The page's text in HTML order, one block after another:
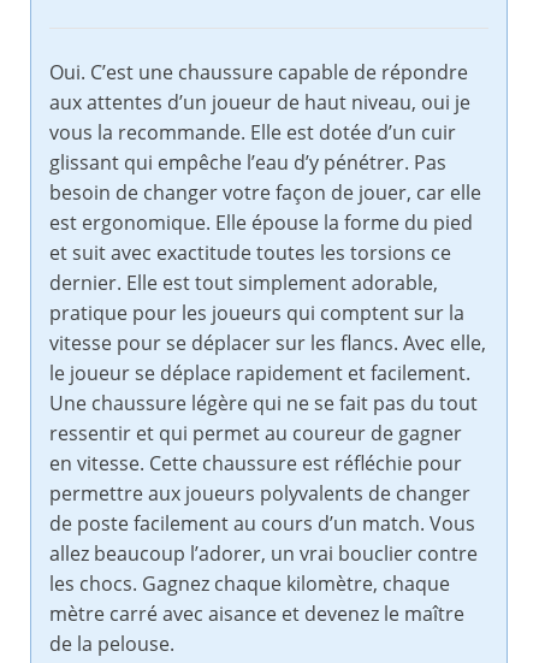
Oui. C’est une chaussure capable de répondre
aux attentes d’un joueur de haut niveau, oui je
vous la recommande. Elle est dotée d’un cuir
glissant qui empêche l’eau d’y pénétrer. Pas
besoin de changer votre façon de jouer, car elle
est ergonomique. Elle épouse la forme du pied
et suit avec exactitude toutes les torsions ce
dernier. Elle est tout simplement adorable,
pratique pour les joueurs qui comptent sur la
vitesse pour se déplacer sur les flancs. Avec elle,
le joueur se déplace rapidement et facilement.
Une chaussure légère qui ne se fait pas du tout
ressentir et qui permet au coureur de gagner
en vitesse. Cette chaussure est réfléchie pour
permettre aux joueurs polyvalents de changer
de poste facilement au cours d’un match. Vous
allez beaucoup l’adorer, un vrai bouclier contre
les chocs. Gagnez chaque kilomètre, chaque
mètre carré avec aisance et devenez le maître
de la pelouse.